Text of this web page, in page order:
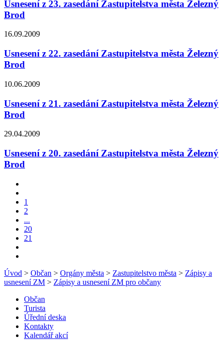
Usnesení z 23. zasedání Zastupitelstva města Železný
Brod
16.09.2009
Usnesení z 22. zasedání Zastupitelstva města Železný
Brod
10.06.2009
Usnesení z 21. zasedání Zastupitelstva města Železný
Brod
29.04.2009
Usnesení z 20. zasedání Zastupitelstva města Železný
Brod
1
2
...
20
21
Úvod > Občan > Orgány města > Zastupitelstvo města > Zápisy a
usnesení ZM > Zápisy a usnesení ZM pro občany
Občan
Turista
Úřední deska
Kontakty
Kalendář akcí